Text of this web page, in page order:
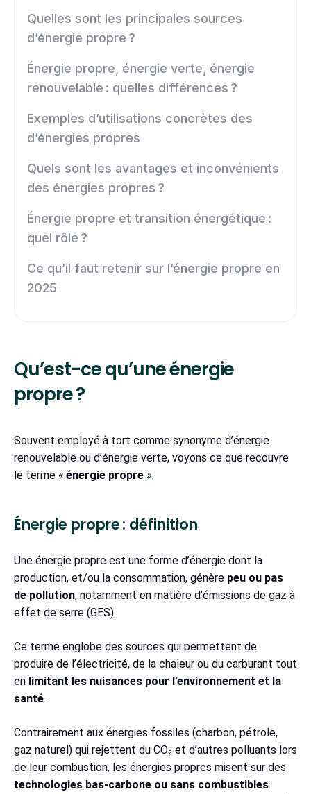
Quelles sont les principales sources
d’énergie propre ?
Énergie propre, énergie verte, énergie
renouvelable : quelles différences ?
Exemples d’utilisations concrètes des
d’énergies propres
Quels sont les avantages et inconvénients
des énergies propres ?
Énergie propre et transition énergétique :
quel rôle ?
Ce qu’il faut retenir sur l’énergie propre en
2025
Qu’est-ce qu’une énergie
propre ?
Souvent employé à tort comme synonyme d’énergie
renouvelable ou d’énergie verte, voyons ce que recouvre
le terme « énergie propre ».
Énergie propre : définition
Une énergie propre est une forme d’énergie dont la
production, et/ou la consommation, génère peu ou pas
de pollution, notamment en matière d’émissions de gaz à
effet de serre (GES).
Ce terme englobe des sources qui permettent de
produire de l’électricité, de la chaleur ou du carburant tout
en limitant les nuisances pour l’environnement et la
santé.
Contrairement aux énergies fossiles (charbon, pétrole,
gaz naturel) qui rejettent du CO₂ et d’autres polluants lors
de leur combustion, les énergies propres misent sur des
technologies bas-carbone ou sans combustibles